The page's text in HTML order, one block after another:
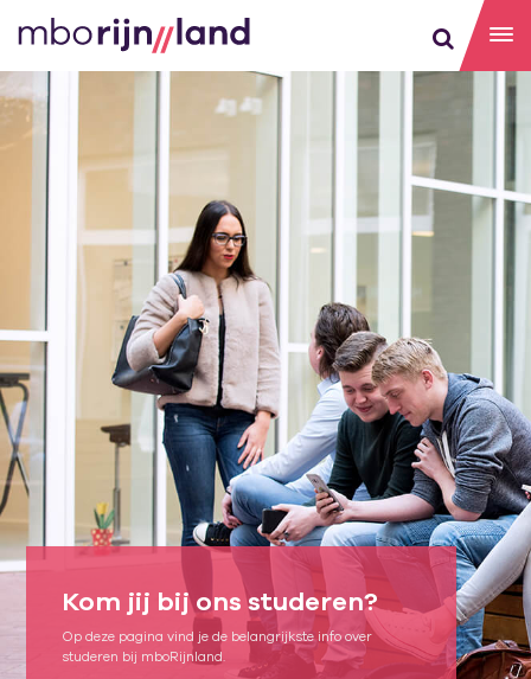
Kom jij bij ons studeren?
Op deze pagina vind je de belangrijkste info over
studeren bij mboRijnland.